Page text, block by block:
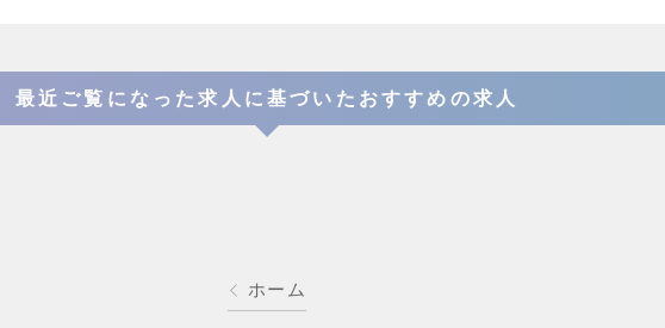
最近ご覧になった求人に基づいたおすすめの求人
ホーム